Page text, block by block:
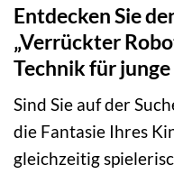
Entdecken Sie
„Verrückter
Technik für
Sind Sie auf der
die Fantasie Ihres
gleichzeitig